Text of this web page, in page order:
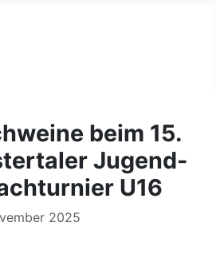
beim 15.
Jugend-
U16
2025